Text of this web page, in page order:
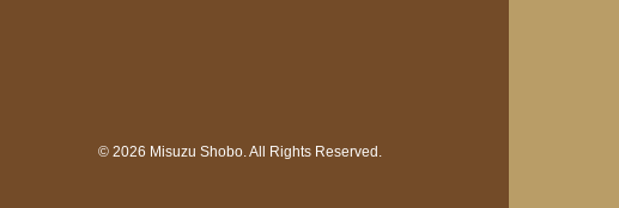
© 2026 Misuzu Shobo. All Rights Reserved.